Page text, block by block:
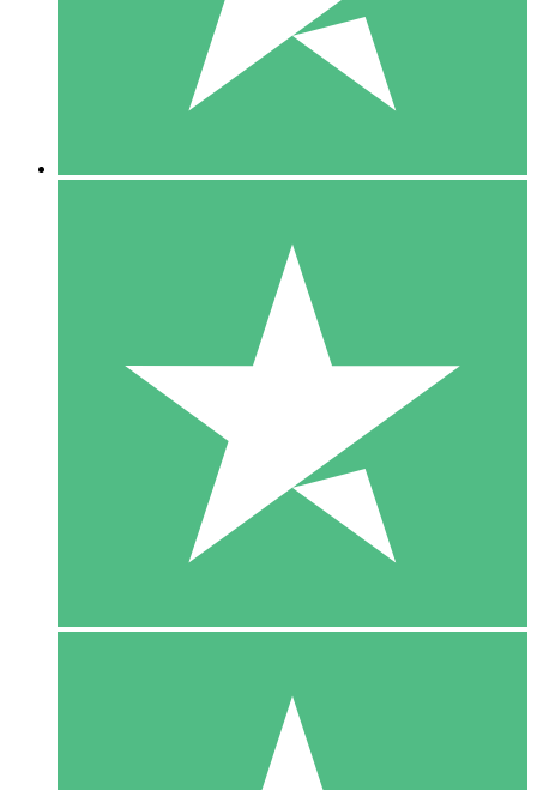
1000
10 Downloads
20 00